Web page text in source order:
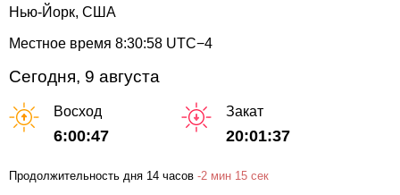
Нью-Йорк, США
Местное время 8:30:58 UTC−4
Сегодня, 9 августа
Восход
6:00:47
Закат
20:01:37
Продолжительность дня 14 часов -2 мин 15 сек